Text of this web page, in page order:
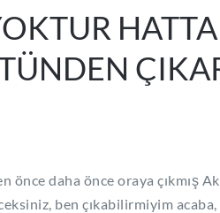
önce daha önce oraya çıkmış
ben çıkabilirmiyim acaba,